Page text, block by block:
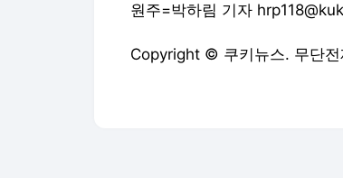
원주=박하림 기자
Copyright © 쿠키뉴스. 무단전